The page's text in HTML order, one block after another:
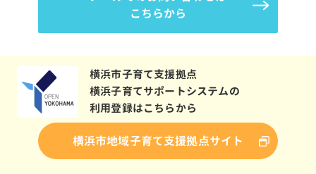
こちらから
横浜市子育て支援拠点
横浜子育てサポートシステムの
利用登録はこちらから
横浜市地域子育て支援拠点サイト